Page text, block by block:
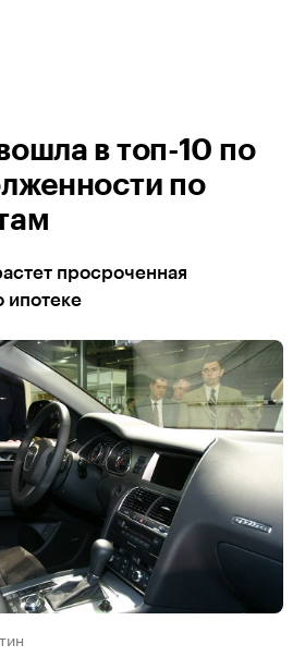
в топ-10 по
по
просроченная
ипотеке